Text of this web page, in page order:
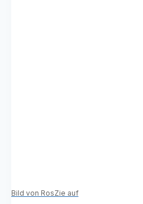
Bild von RosZie auf